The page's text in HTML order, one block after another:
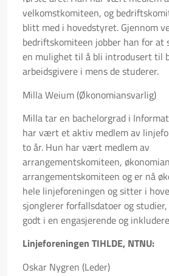
velkomstkomiteen, og
blitt med i hovedstyret. Gjennom
bedriftskomiteen jobber han for at
en mulighet til å bli introdusert til
arbeidsgivere i mens de studerer.
Milla Weium (Økonomiansvarlig)
Milla tar en bachelorgrad i
har vært et aktiv medlem av
to år. Hun har vært medlem av
arrangementskomiteen,
arrangementskomiteen og er nå
hele linjeforeningen og sitter i
sjonglerer forfallsdatoer og
godt i en engasjerende og
Linjeforeningen TIHLDE, NTNU:
Oskar Nygren (Leder)